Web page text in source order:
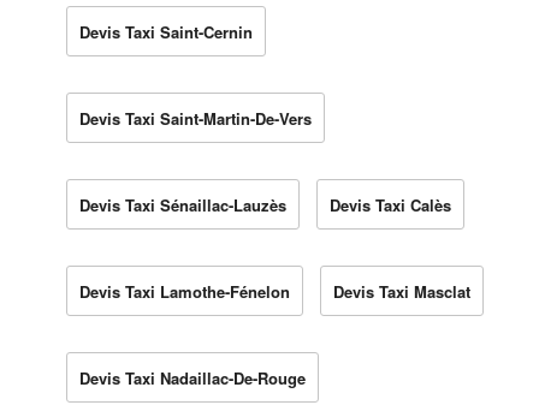
Devis Taxi Saint-Cernin
Devis Taxi Saint-Martin-De-Vers
Devis Taxi Sénaillac-Lauzès Devis Taxi Calès
Devis Taxi Lamothe-Fénelon Devis Taxi Masclat
Devis Taxi Nadaillac-De-Rouge